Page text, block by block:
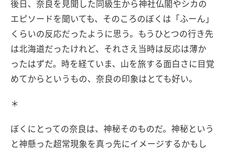
後日、奈良を見聞した同級生から神社仏閣やシカの
エピソードを聞いても、そのころのぼくは「ふーん」
くらいの反応だったように思う。もうひとつの行き先
は北海道だったけれど、それさえ当時は反応は薄か
ったはずだ。時を経ていま、山を旅する面白さに目覚
めてからというもの、奈良の印象はとても好い。
＊
ぼくにとっての奈良は、神秘そのものだ。神秘という
と神懸った超常現象を真っ先にイメージするかもし